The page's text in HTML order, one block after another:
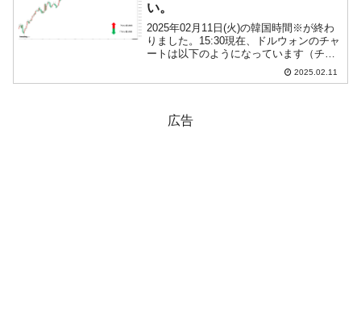
い。
2025年02月11日(火)の韓国時間※が終わ
りました。15:30現在、ドルウォンのチャ
ートは以下のようになっています（チャ
ートは『Investing.com』より引用）。上
が重くてウォン安方向に進めません。現
2025.02.11
広告